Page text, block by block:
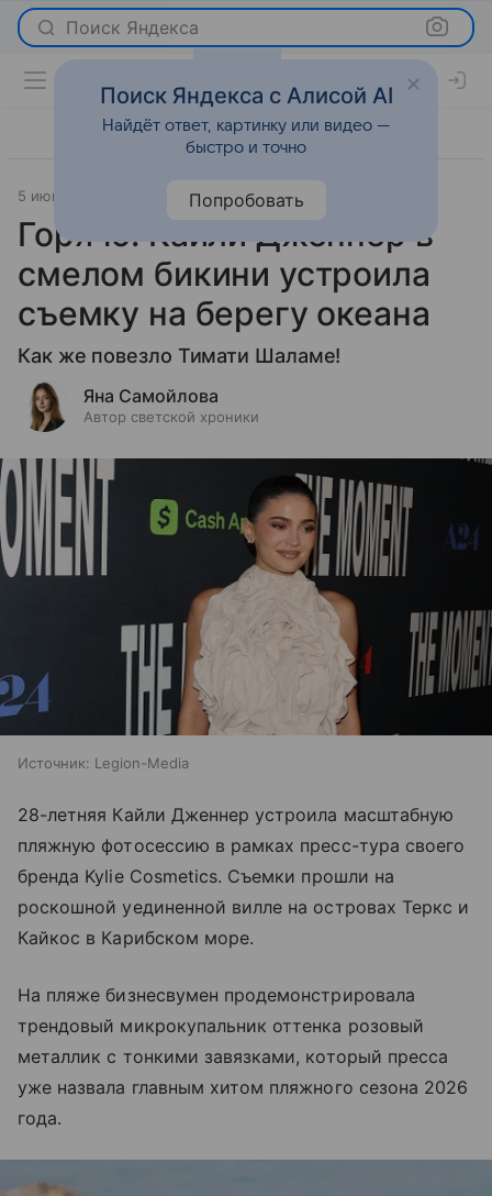
Поиск Яндекса
5 июня 2026 Светская жизнь
Горячо: Кайли Дженнер в
смелом бикини устроила
съемку на берегу океана
Как же повезло Тимати Шаламе!
Яна Самойлова
Автор светской хроники
Источник: Legion-Media
28-летняя Кайли Дженнер устроила масштабную
пляжную фотосессию в рамках пресс-тура своего
бренда Kylie Cosmetics. Съемки прошли на
роскошной уединенной вилле на островах Теркс и
Кайкос в Карибском море.
На пляже бизнесвумен продемонстрировала
трендовый микрокупальник оттенка розовый
металлик с тонкими завязками, который пресса
уже назвала главным хитом пляжного сезона 2026
года.
Поиск Яндекса с Алисой AI
Найдёт ответ, картинку или видео —
быстро и точно
Попробовать